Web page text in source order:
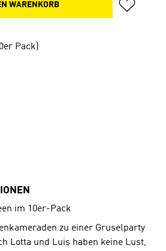
WARENKORB
im 10er-Pack
zu einer Gruselparty
Lotta und Luis haben keine Lust,